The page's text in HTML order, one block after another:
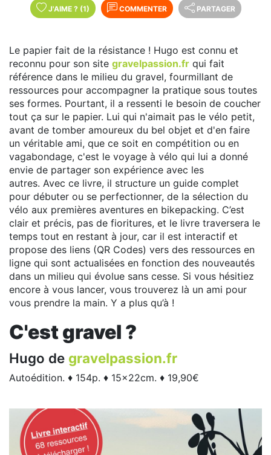
J'AIME ? (1) COMMENTER PARTAGER
Le papier fait de la résistance ! Hugo est connu et
reconnu pour son site gravelpassion.fr qui fait
référence dans le milieu du gravel, fourmillant de
ressources pour accompagner la pratique sous toutes
ses formes. Pourtant, il a ressenti le besoin de coucher
tout ça sur le papier. Lui qui n'aimait pas le vélo petit,
avant de tomber amoureux du bel objet et d'en faire
un véritable ami, que ce soit en compétition ou en
vagabondage, c'est le voyage à vélo qui lui a donné
envie de partager son expérience avec les
autres. Avec ce livre, il structure un guide complet
pour débuter ou se perfectionner, de la sélection du
vélo aux premières aventures en bikepacking. C’est
clair et précis, pas de fioritures, et le livre traversera le
temps tout en restant à jour, car il est interactif et
propose des liens (QR Codes) vers des ressources en
ligne qui sont actualisées en fonction des nouveautés
dans un milieu qui évolue sans cesse. Si vous hésitiez
encore à vous lancer, vous trouverez là un ami pour
vous prendre la main. Y a plus qu’à !
C'est gravel ?
Hugo de gravelpassion.fr
Autoédition. ♦ 154p. ♦ 15x22cm. ♦ 19,90€